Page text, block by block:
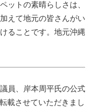
ットの素晴らしさは、
えて地元の皆さんがい
ることです。地元沖縄
員、岸本周平氏の公式
載させていただきまし